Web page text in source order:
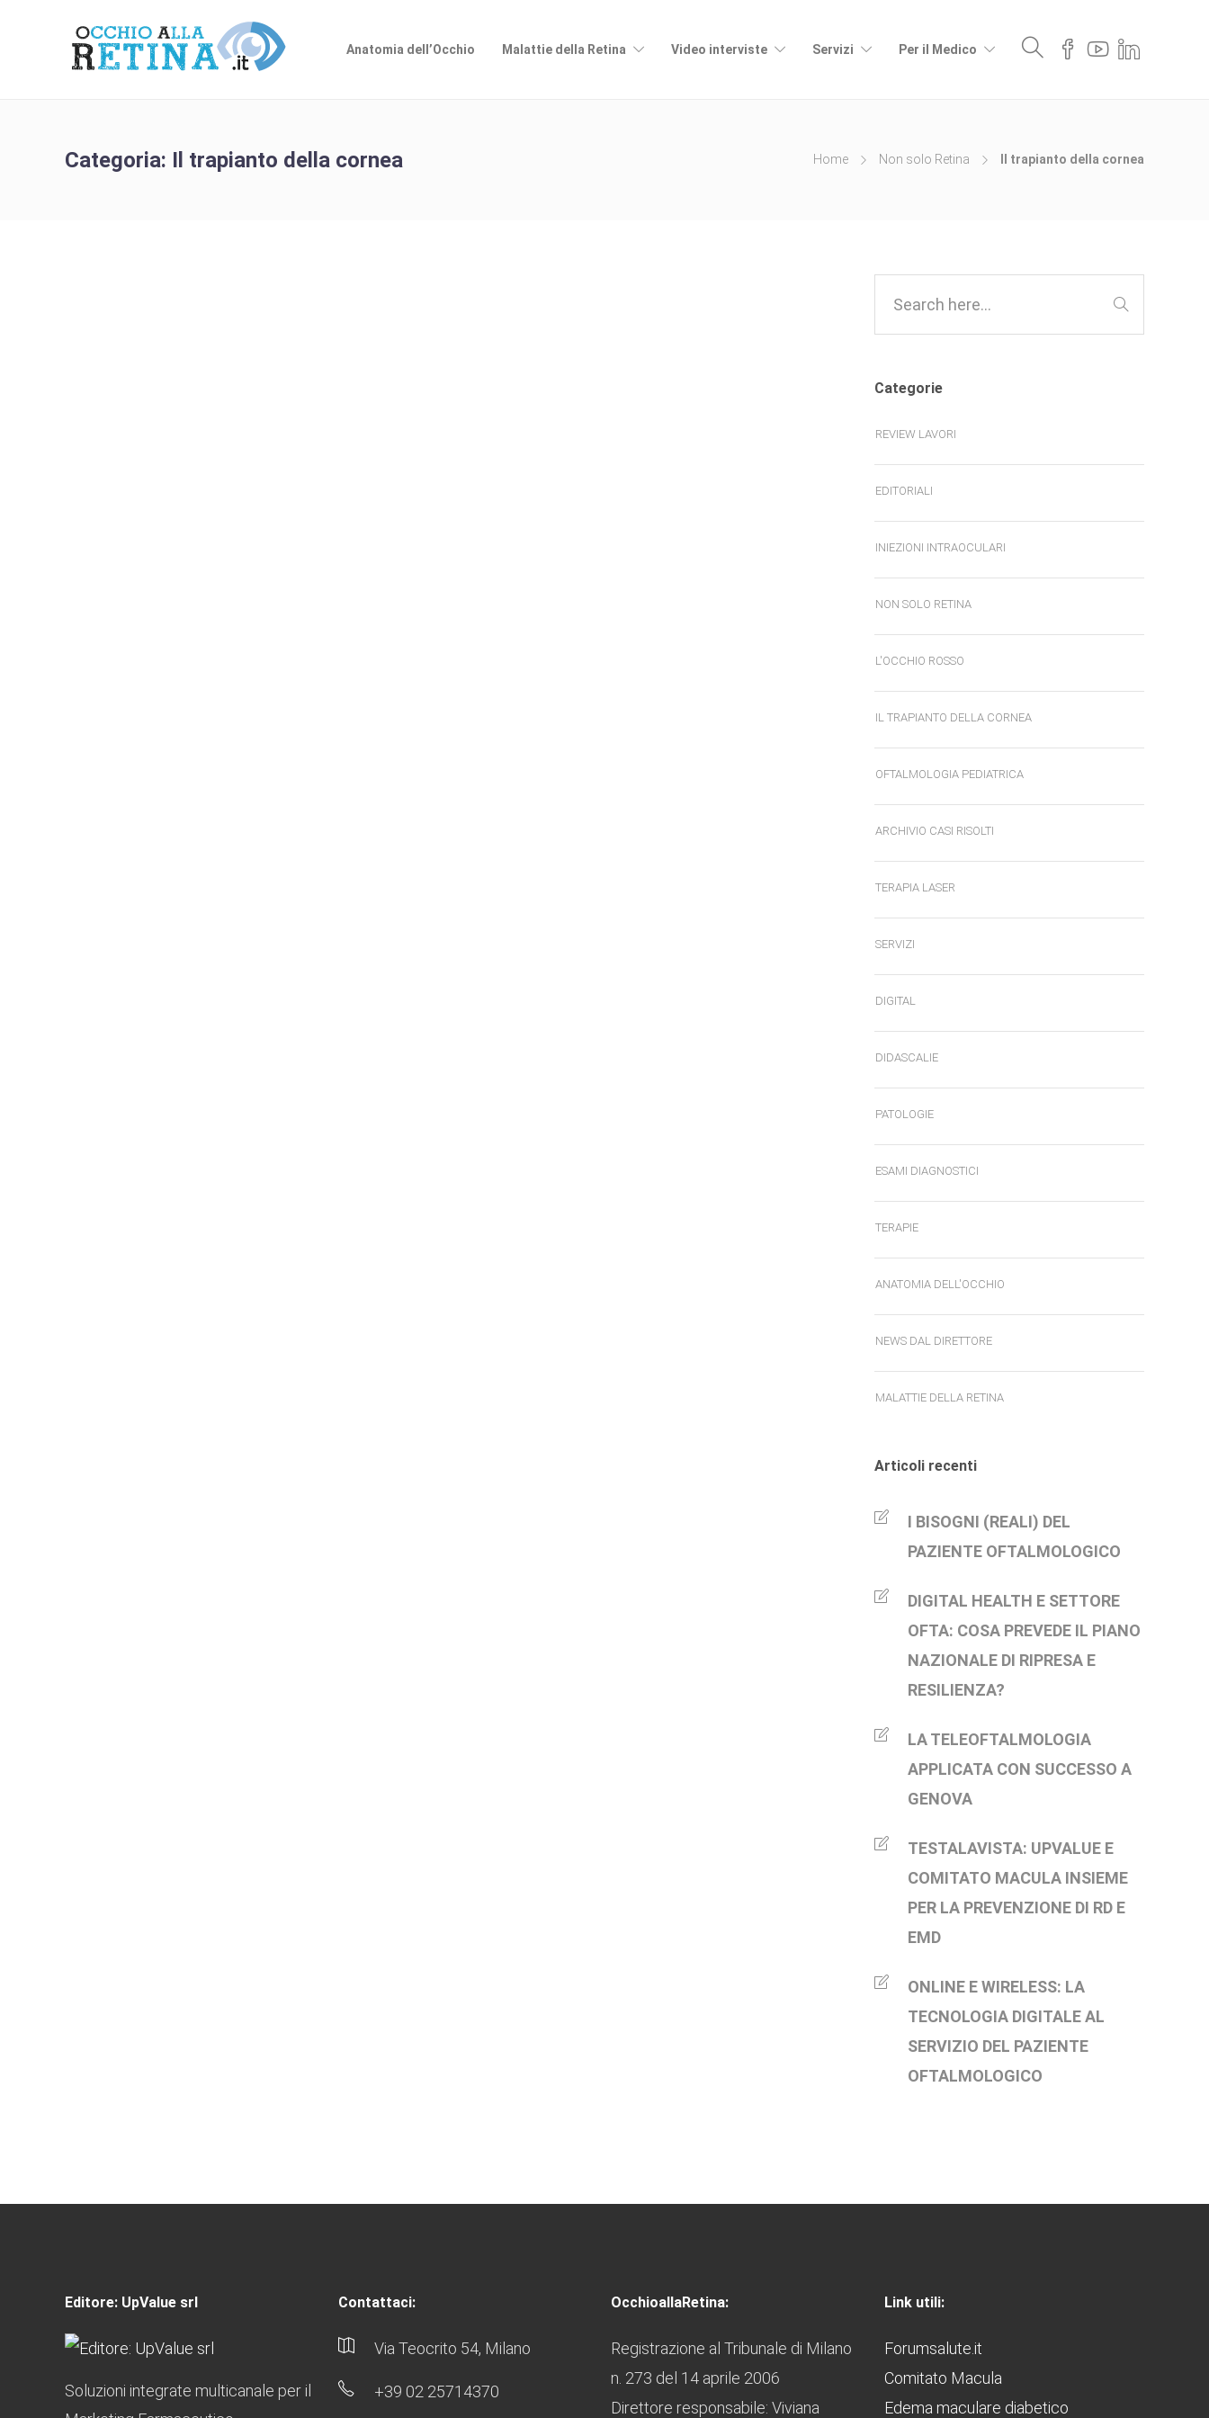
Anatomia dell’Occhio Malattie della Retina Video interviste Servizi Per il Medico
Categoria: Il trapianto della cornea Home Non solo Retina Il trapianto della cornea
Categorie
REVIEW LAVORI
EDITORIALI
INIEZIONI INTRAOCULARI
NON SOLO RETINA
L'OCCHIO ROSSO
IL TRAPIANTO DELLA CORNEA
OFTALMOLOGIA PEDIATRICA
ARCHIVIO CASI RISOLTI
TERAPIA LASER
SERVIZI
DIGITAL
DIDASCALIE
PATOLOGIE
ESAMI DIAGNOSTICI
TERAPIE
ANATOMIA DELL'OCCHIO
NEWS DAL DIRETTORE
MALATTIE DELLA RETINA
Articoli recenti
I BISOGNI (REALI) DEL
PAZIENTE OFTALMOLOGICO
DIGITAL HEALTH E SETTORE
OFTA: COSA PREVEDE IL PIANO
NAZIONALE DI RIPRESA E
RESILIENZA?
LA TELEOFTALMOLOGIA
APPLICATA CON SUCCESSO A
GENOVA
TESTALAVISTA: UPVALUE E
COMITATO MACULA INSIEME
PER LA PREVENZIONE DI RD E
EMD
ONLINE E WIRELESS: LA
TECNOLOGIA DIGITALE AL
SERVIZIO DEL PAZIENTE
OFTALMOLOGICO
Editore: UpValue srl
Soluzioni integrate multicanale per il
Contattaci:
Via Teocrito 54, Milano
+39 02 25714370
OcchioallaRetina:
Registrazione al Tribunale di Milano
n. 273 del 14 aprile 2006
Direttore responsabile: Viviana
Link utili:
Forumsalute.it
Comitato Macula
Edema maculare diabetico